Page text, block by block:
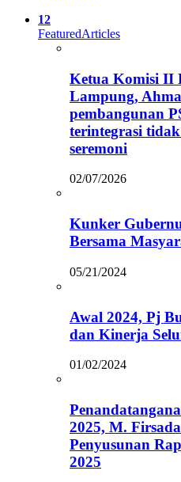
12
FeaturedArticles
Ketua Komisi II
Lampung,
pembangunan
terintegrasi
seremoni
02/07/2026
Kunker
Bersama
05/21/2024
Awal 2024, Pj
dan Kinerja
01/02/2024
2025, M.
Penyusunan
2025